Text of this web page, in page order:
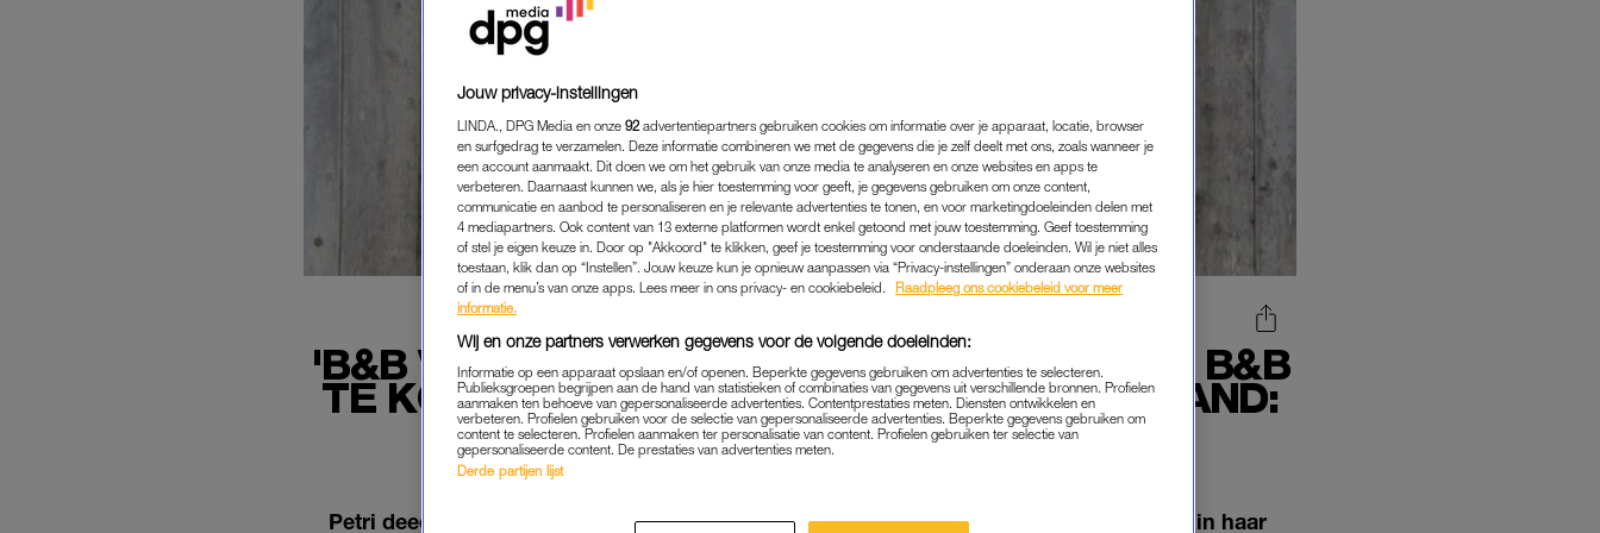
'B&B VOL LIEFDE'-PETRI ZET HAAR FRANSE B&B
TE KOOP EN KEERT TERUG NAAR NEDERLAND:
'MOEILIJKE BESLISSING'
Petri deed mee aan het derde seizoen vanB&B Vol Liefde.Hoewel ze met veel plezier in haar
Jouw privacy-instellingen
LINDA., DPG Media en onze 92 advertentiepartners gebruiken cookies om informatie over je apparaat, locatie, browser
en surfgedrag te verzamelen. Deze informatie combineren we met de gegevens die je zelf deelt met ons, zoals wanneer je
een account aanmaakt. Dit doen we om het gebruik van onze media te analyseren en onze websites en apps te
verbeteren. Daarnaast kunnen we, als je hier toestemming voor geeft, je gegevens gebruiken om onze content,
communicatie en aanbod te personaliseren en je relevante advertenties te tonen, en voor marketingdoeleinden delen met
4 mediapartners. Ook content van 13 externe platformen wordt enkel getoond met jouw toestemming. Geef toestemming
of stel je eigen keuze in. Door op "Akkoord" te klikken, geef je toestemming voor onderstaande doeleinden. Wil je niet alles
toestaan, klik dan op “Instellen”. Jouw keuze kun je opnieuw aanpassen via “Privacy-instellingen” onderaan onze websites
of in de menu’s van onze apps. Lees meer in ons privacy- en cookiebeleid.
Raadpleeg ons cookiebeleid voor meer
informatie.
Wij en onze partners verwerken gegevens voor de volgende doeleinden:
Informatie op een apparaat opslaan en/of openen. Beperkte gegevens gebruiken om advertenties te selecteren.
Publieksgroepen begrijpen aan de hand van statistieken of combinaties van gegevens uit verschillende bronnen. Profielen
aanmaken ten behoeve van gepersonaliseerde advertenties. Contentprestaties meten. Diensten ontwikkelen en
verbeteren. Profielen gebruiken voor de selectie van gepersonaliseerde advertenties. Beperkte gegevens gebruiken om
content te selecteren. Profielen aanmaken ter personalisatie van content. Profielen gebruiken ter selectie van
gepersonaliseerde content. De prestaties van advertenties meten.
Derde partijen lijst